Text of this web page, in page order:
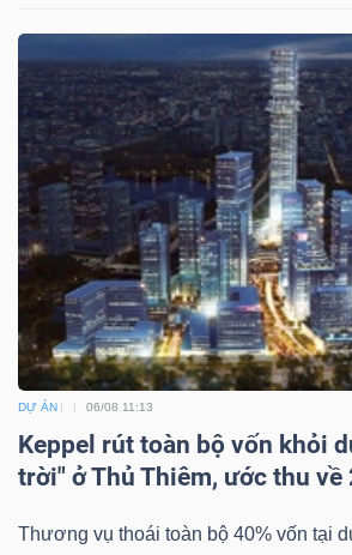
DỰ ÁN 06/08 11:13
Keppel rút toàn bộ vốn khỏi
trời" ở Thủ Thiêm, ước thu về
Thương vụ thoái toàn bộ 40% vốn tại
Báo
cáo
phân
tích
(-)
Thuật
ngữ
(-)
Dịch
vụ